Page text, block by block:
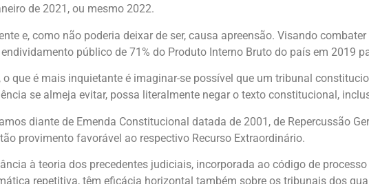
de 2021, ou mesmo 2022.
e, como não poderia deixar de ser, causa apreensão. Visando
público de 71% do Produto Interno Bruto do país em 2019
que é mais inquietante é imaginar-se possível que um tribunal
se almeja evitar, possa literalmente negar o texto constitucional,
diante de Emenda Constitucional datada de 2001, de Repercussão
provimento favorável ao respectivo Recurso Extraordinário.
à teoria dos precedentes judiciais, incorporada ao código de
repetitiva, têm eficácia horizontal também sobre os tribunais dos